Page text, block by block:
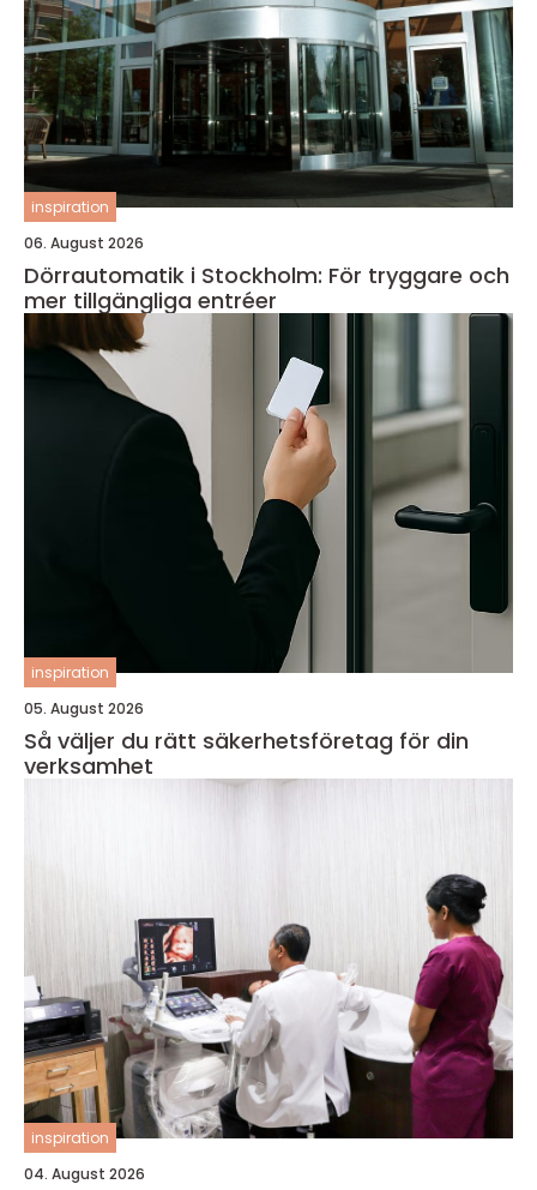
inspiration
06. August 2026
Dörrautomatik i Stockholm: För tryggare och
mer tillgängliga entréer
inspiration
05. August 2026
Så väljer du rätt säkerhetsföretag för din
verksamhet
inspiration
04. August 2026